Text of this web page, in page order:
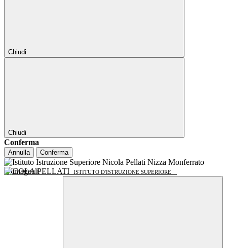
Chiudi
Chiudi
Conferma
Annulla Conferma
NICOLA PELLATI ISTITUTO D'ISTRUZIONE SUPERIORE